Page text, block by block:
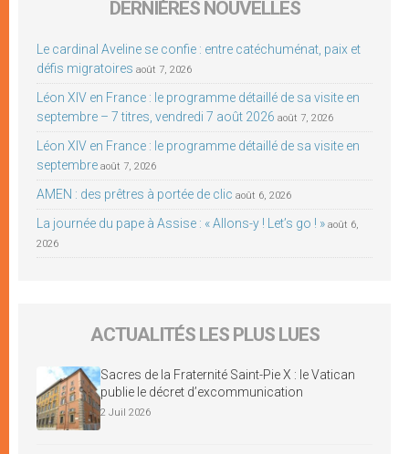
DERNIÈRES NOUVELLES
Le cardinal Aveline se confie : entre catéchuménat, paix et
défis migratoires août 7, 2026
Léon XIV en France : le programme détaillé de sa visite en
septembre – 7 titres, vendredi 7 août 2026 août 7, 2026
Léon XIV en France : le programme détaillé de sa visite en
septembre août 7, 2026
AMEN : des prêtres à portée de clic août 6, 2026
La journée du pape à Assise : « Allons-y ! Let’s go ! » août 6,
2026
ACTUALITÉS LES PLUS LUES
Sacres de la Fraternité Saint-Pie X : le Vatican
publie le décret d’excommunication
2 Juil 2026